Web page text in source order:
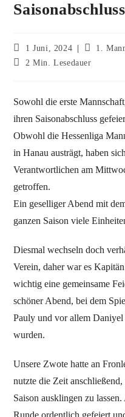
Saisonabschluss
1 Juni, 2024 1.
2 Min. Lesedauer
Sowohl die erste
ihren Saisonabschluss
Obwohl die Hessenliga
in Hanau austrägt, haben
Verantwortlichen am
getroffen.
Ein geselliger Abend mit
ganzen Saison viele
Diesmal wechseln doch
Verein, daher war es
wichtig eine gemeinsame
schöner Abend, bei dem
Pauly und vor allem
wurden.
Unsere Zwote hatte an
nutzte die Zeit
Saison ausklingen zu
Runde ordentlich gefeiert